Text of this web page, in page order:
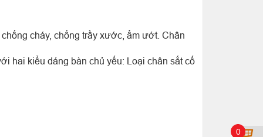
0
cháy, chống trầy xước, ẩm ướt. Chân
hai kiểu dáng bàn chủ yếu: Loại chân sắt cố